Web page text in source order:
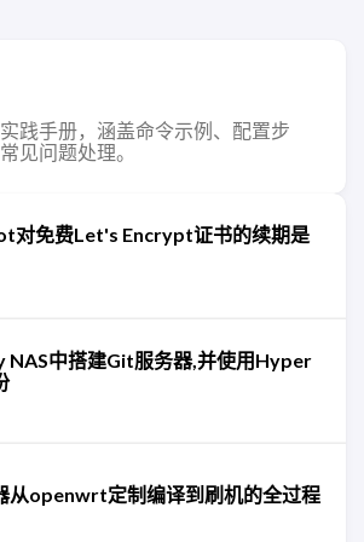
践手册，涵盖命令示例、配置步
见问题处理。
对免费Let's Encrypt证书的续期是
NAS中搭建Git服务器,并使用Hyper
从openwrt定制编译到刷机的全过程